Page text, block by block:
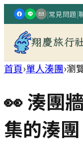
|常見問題|
翔慶旅行
首頁›單人湊團›瀏
👀 湊團牆
集的湊團